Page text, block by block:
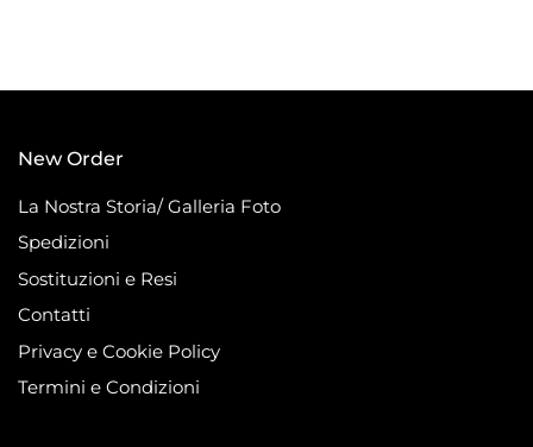
New Order
La Nostra Storia/ Galleria Foto
Spedizioni
Sostituzioni e Resi
Contatti
Privacy e Cookie Policy
Termini e Condizioni